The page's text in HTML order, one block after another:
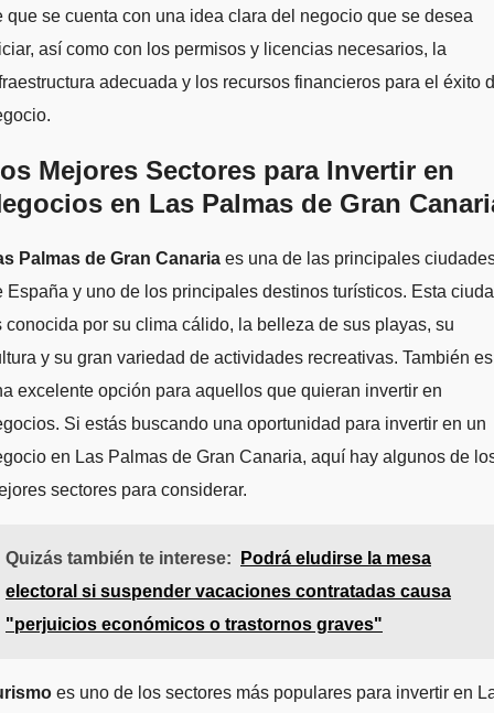
que se cuenta con una idea clara del negocio que se desea
así como con los permisos y licencias necesarios, la
adecuada y los recursos financieros para el éxito
Mejores Sectores para Invertir en
en Las Palmas de Gran
Palmas de Gran Canaria es una de las principales
España y uno de los principales destinos turísticos. Esta
conocida por su clima cálido, la belleza de sus playas, su
y su gran variedad de actividades recreativas. También es
excelente opción para aquellos que quieran invertir en
Si estás buscando una oportunidad para invertir en un
en Las Palmas de Gran Canaria, aquí hay algunos de
sectores para considerar.
Quizás también te interese:
Podrá eludirse la mesa
electoral si suspender vacaciones contratadas causa
"perjuicios económicos o trastornos graves"
es uno de los sectores más populares para invertir en